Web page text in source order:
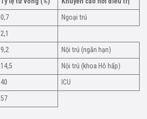
0,7
Ngoại trú
2,1
9,2
Nội trú (ngắn hạn)
14,5
Nội trú (khoa Hô hấp)
40
ICU
57